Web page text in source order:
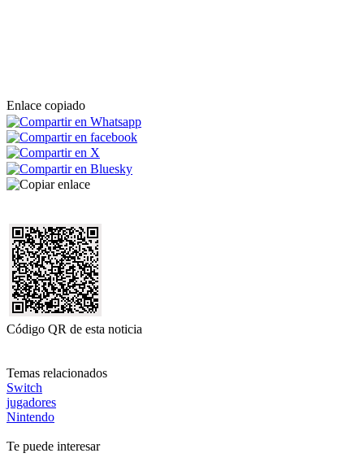
Enlace copiado
Código QR de esta noticia
Temas relacionados
Switch
jugadores
Nintendo
Te puede interesar